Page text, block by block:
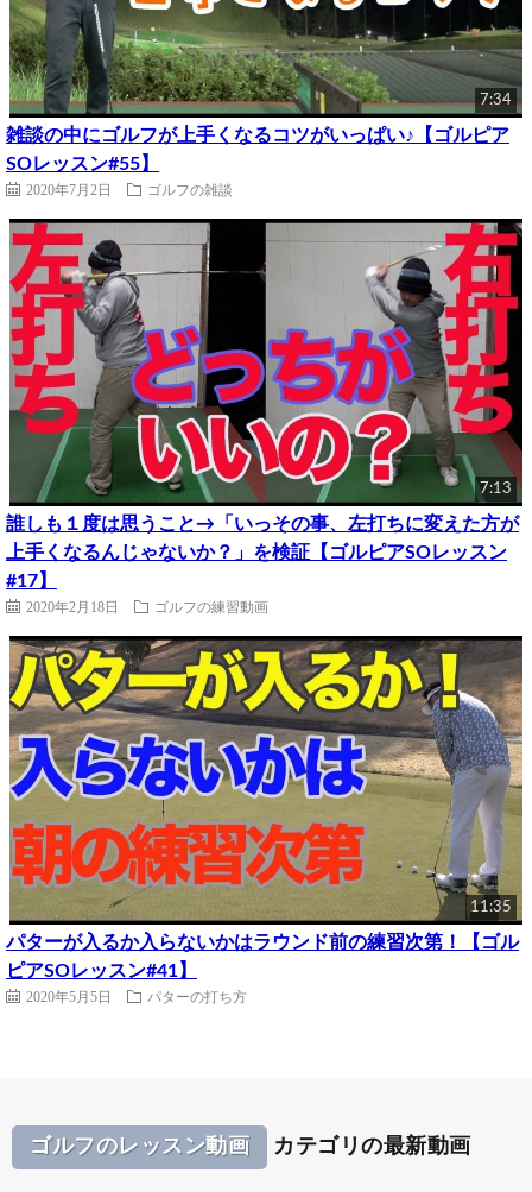
7:34
雑談の中にゴルフが上手くなるコツがいっぱい♪【ゴルピア
SOレッスン#55】
2020年7月2日 ゴルフの雑談
7:13
誰しも１度は思うこと→「いっその事、左打ちに変えた方が
上手くなるんじゃないか？」を検証【ゴルピアSOレッスン
#17】
2020年2月18日 ゴルフの練習動画
11:35
パターが入るか入らないかはラウンド前の練習次第！【ゴル
ピアSOレッスン#41】
2020年5月5日 パターの打ち方
ゴルフのレッスン動画 カテゴリの最新動画